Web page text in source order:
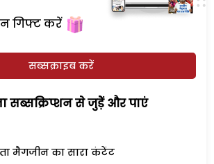
गिफ्ट करें
सब्सक्राइब करें
सब्सक्रिप्शन से जुड़ेें और पाएं
मैगजीन का सारा कंटेंट